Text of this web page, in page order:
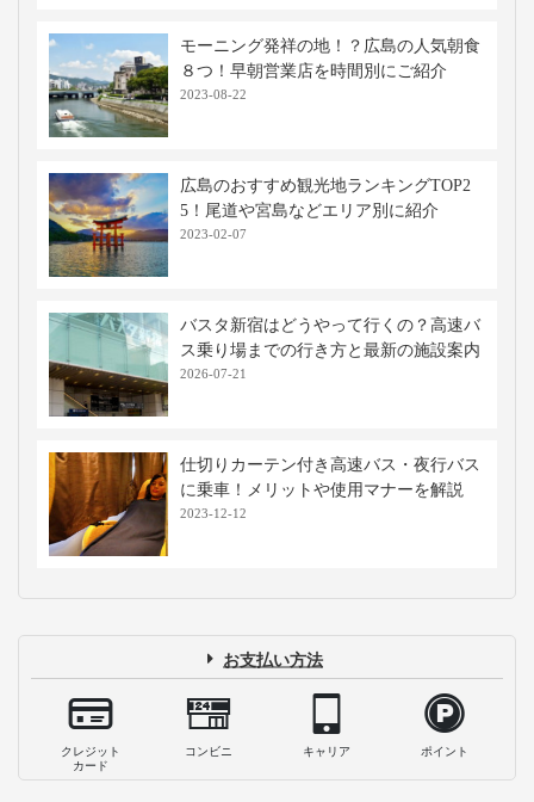
モーニング発祥の地！？広島の人気朝食
８つ！早朝営業店を時間別にご紹介
2023-08-22
広島のおすすめ観光地ランキングTOP2
5！尾道や宮島などエリア別に紹介
2023-02-07
バスタ新宿はどうやって行くの？高速バ
ス乗り場までの行き方と最新の施設案内
2026-07-21
仕切りカーテン付き高速バス・夜行バス
に乗車！メリットや使用マナーを解説
2023-12-12
お支払い方法
クレジット
カード
コンビニ キャリア ポイント